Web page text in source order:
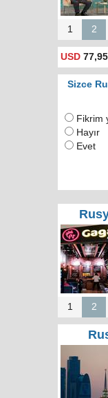
1 2
USD
Sizce
Fikrim
Hayır
Evet
Türk
Tek
Zirvesi
1 2